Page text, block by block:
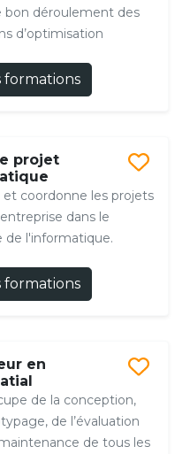
bon déroulement des
d’optimisation
formations
projet
et coordonne les projets
dans le
de l'informatique.
formations
en
de la conception,
de l’évaluation
de tous les